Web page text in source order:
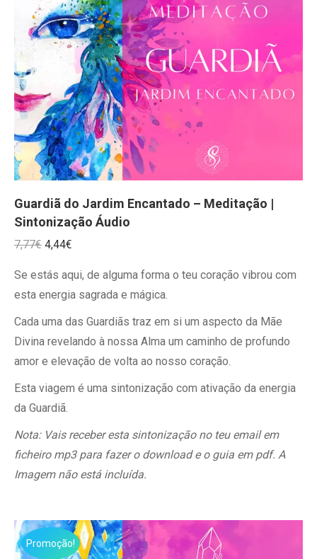
Guardiã do Jardim Encantado – Meditação |
Sintonização Áudio
7,77€ O
original
era:
7,77€.
4,44€
atual
é:
4,44€.
Se estás aqui, de alguma forma o teu coração vibrou com
esta energia sagrada e mágica.
Cada uma das Guardiãs traz em si um aspecto da Mãe
Divina revelando à nossa Alma um caminho de profundo
amor e elevação de volta ao nosso coração.
Esta viagem é uma sintonização com ativação da energia
da Guardiã.
Nota: Vais receber esta sintonização no teu email em
ficheiro mp3 para fazer o download e o guia em pdf. A
Imagem não está incluída.
Promoção!